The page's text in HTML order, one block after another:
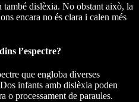
també dislèxia. No obstant això, la
encara no és clara i calen més
l’espectre?
que engloba diverses
infants amb dislèxia poden
o processament de paraules.